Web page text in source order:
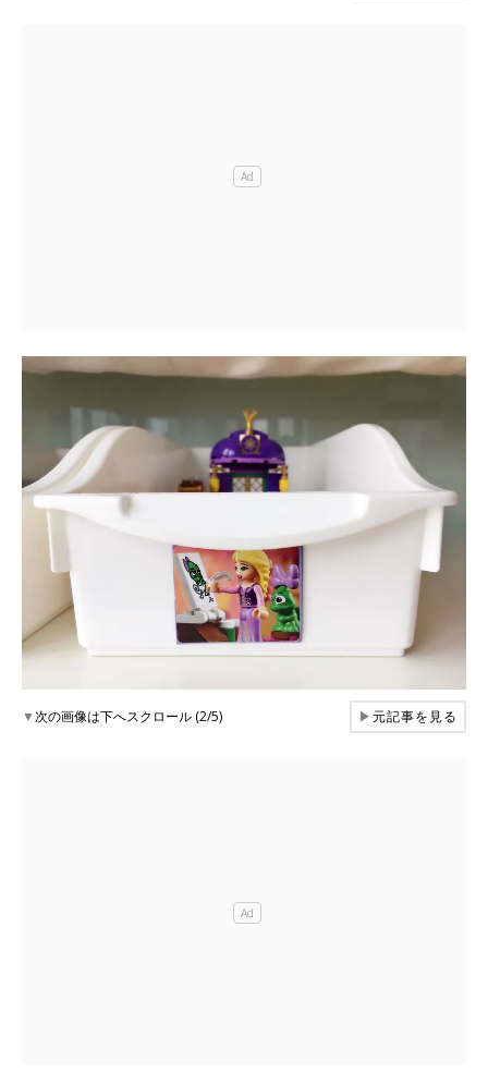
▼次の画像は下へスクロール (2/5) ▶元記事を見る